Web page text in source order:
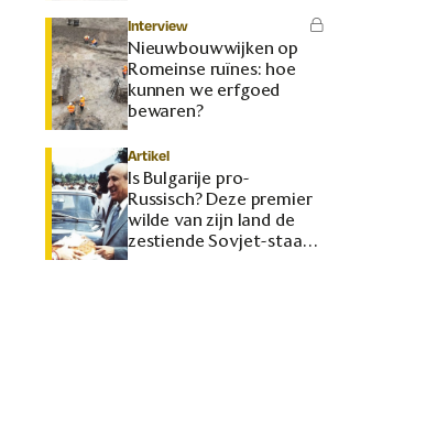
Interview
Nieuwbouwwijken op
Romeinse ruïnes: hoe
kunnen we erfgoed
bewaren?
Artikel
Is Bulgarije pro-
Russisch? Deze premier
wilde van zijn land de
zestiende Sovjet-staat
maken